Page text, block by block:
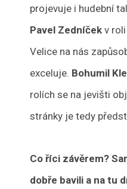
projevuje i hudební
Pavel Zedníček v
Velice na nás
exceluje. Bohumil
rolích se na jevišti
stránky je tedy
Co říci závěrem?
dobře bavili a na tu